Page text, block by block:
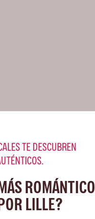
TE DESCUBREN
ROMÁNTICO
LILLE?